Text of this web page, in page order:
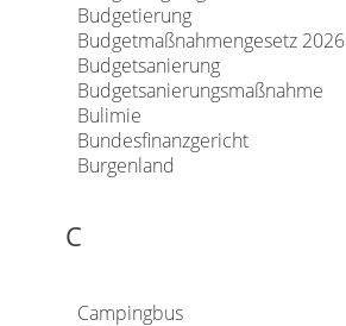
Budgetierung
Budgetmaßnahmengesetz 2026
Budgetsanierung
Budgetsanierungsmaßnahme
Bulimie
Bundesfinanzgericht
Burgenland
C
Campingbus